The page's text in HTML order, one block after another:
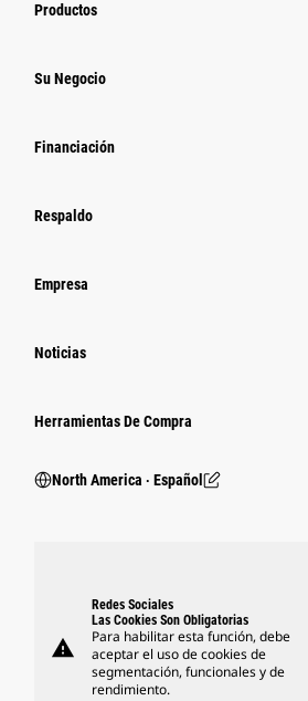
Productos
Su Negocio
Financiación
Respaldo
Empresa
Noticias
Herramientas De Compra
North America ‧ Español
warning
Redes Sociales
Las Cookies Son Obligatorias
Para habilitar esta función, debe
aceptar el uso de cookies de
segmentación, funcionales y de
rendimiento.